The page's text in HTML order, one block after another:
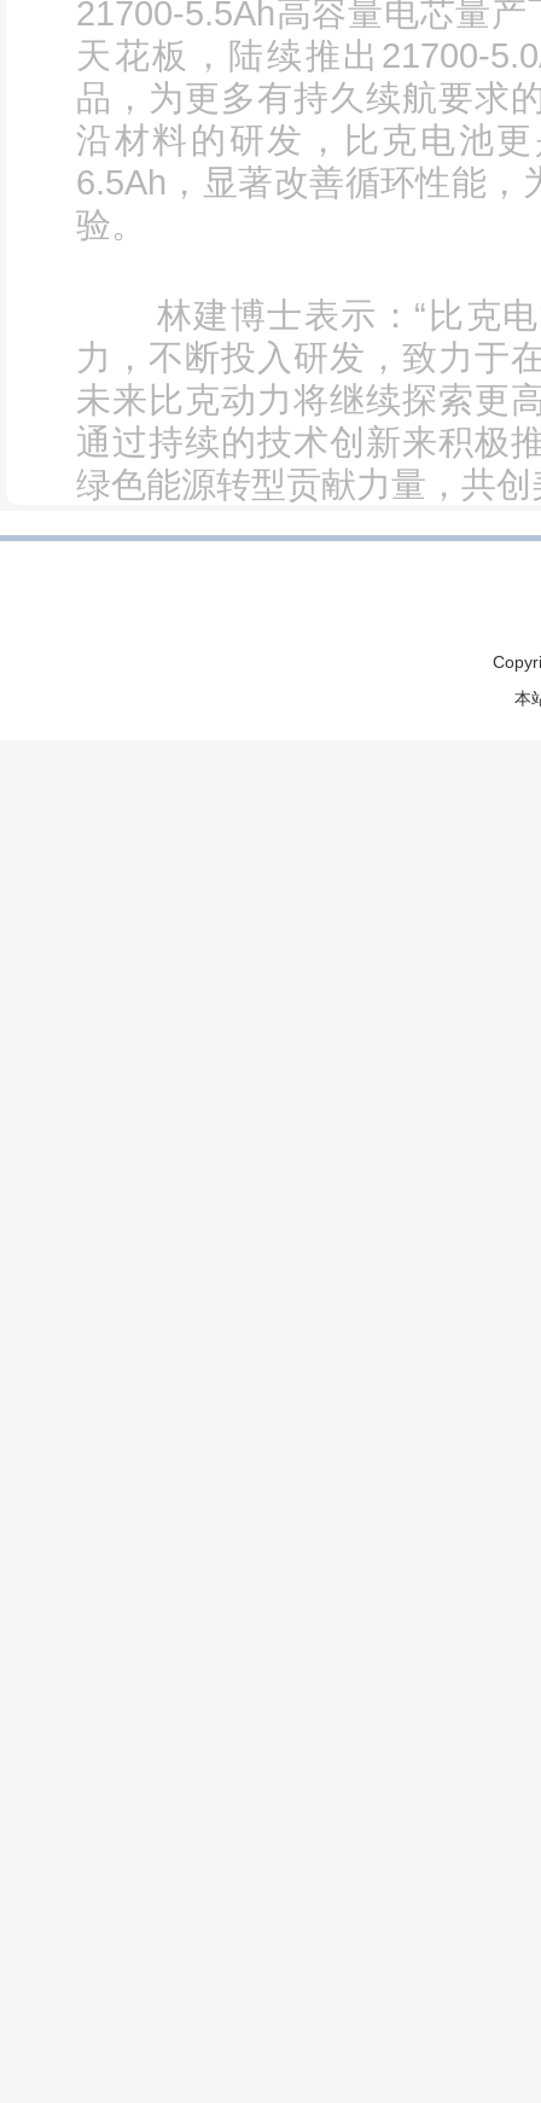
21700-5.5Ah高容量电芯量
天花板，陆续推出21700-
品，为更多有持久续航要求
沿材料的研发，比克电池
6.5Ah，显著改善循环性能
验。
林建博士表示：“比克电
力，不断投入研发，致力于
未来比克动力将继续探索更
通过持续的技术创新来积极
绿色能源转型贡献力量，共创
本